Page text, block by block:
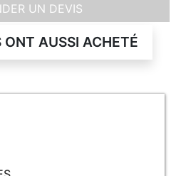
UN DEVIS
ONT AUSSI ACHETÉ